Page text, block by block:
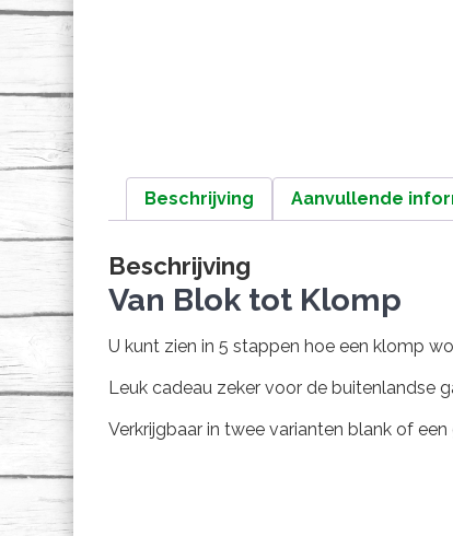
Beschrijving Aanvullende
Beschrijving
Van Blok tot Klomp
U kunt zien in 5 stappen hoe een klomp
Leuk cadeau zeker voor de buitenlandse
Verkrijgbaar in twee varianten blank of